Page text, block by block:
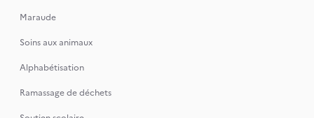
Maraude
Soins aux animaux
Alphabétisation
Ramassage de déchets